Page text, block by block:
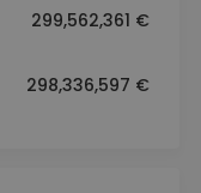
299,562,361 €
298,336,597 €